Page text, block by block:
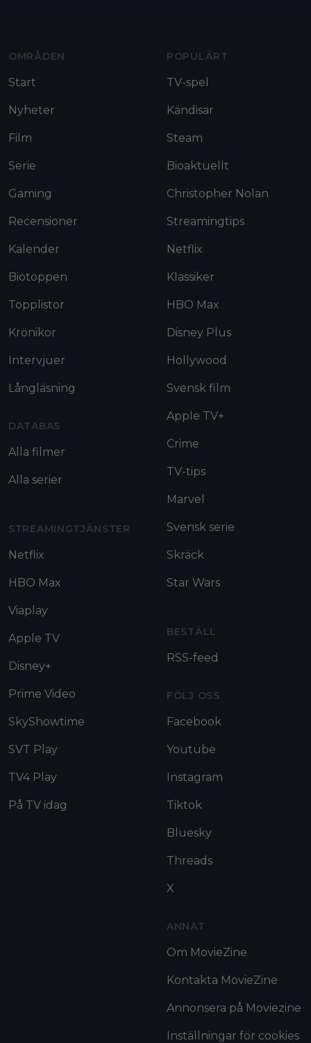
OMRÅDEN
Start
Nyheter
Film
Serie
Gaming
Recensioner
Kalender
Biotoppen
Topplistor
Krönikor
Intervjuer
Långläsning
DATABAS
Alla filmer
Alla serier
STREAMINGTJÄNSTER
Netflix
HBO Max
Viaplay
Apple TV
Disney+
Prime Video
SkyShowtime
SVT Play
TV4 Play
På TV idag
POPULÄRT
TV-spel
Kändisar
Steam
Bioaktuellt
Christopher Nolan
Streamingtips
Netflix
Klassiker
HBO Max
Disney Plus
Hollywood
Svensk film
Apple TV+
Crime
TV-tips
Marvel
Svensk serie
Skräck
Star Wars
BESTÄLL
RSS-feed
FÖLJ OSS
Facebook
Youtube
Instagram
Tiktok
Bluesky
Threads
X
ANNAT
Om MovieZine
Kontakta MovieZine
Annonsera på Moviezine
Inställningar för cookies